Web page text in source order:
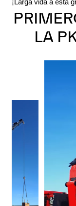
¡Larga vida a esta
LA